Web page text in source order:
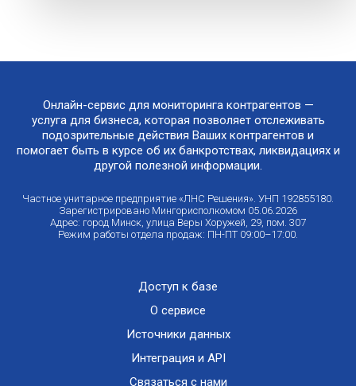
Онлайн-сервис для мониторинга контрагентов —
услуга для бизнеса, которая позволяет отслеживать
подозрительные действия Ваших контрагентов и
помогает быть в курсе об их банкротствах, ликвидациях и
другой полезной информации.
Частное унитарное предприятие «ЛНС Решения». УНП 192855180.
Зарегистрировано Мингорисполкомом 05.06.2026
Адрес: город Минск, улица Веры Хоружей, 29, пом. 307
Режим работы отдела продаж: ПН-ПТ 09:00–17:00.
Доступ к базе
О сервисе
Источники данных
Интеграция и API
Связаться с нами